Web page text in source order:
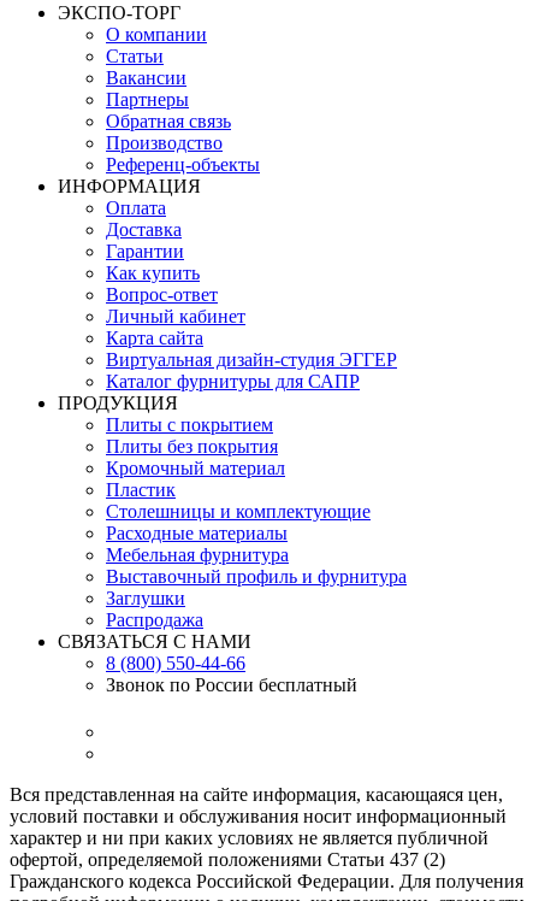
ЭКСПО-ТОРГ
О компании
Статьи
Вакансии
Партнеры
Обратная связь
Производство
Референц-объекты
ИНФОРМАЦИЯ
Оплата
Доставка
Гарантии
Как купить
Вопрос-ответ
Личный кабинет
Карта сайта
Виртуальная дизайн-студия ЭГГЕР
Каталог фурнитуры для САПР
ПРОДУКЦИЯ
Плиты с покрытием
Плиты без покрытия
Кромочный материал
Пластик
Столешницы и комплектующие
Расходные материалы
Мебельная фурнитура
Выставочный профиль и фурнитура
Заглушки
Распродажа
СВЯЗАТЬСЯ С НАМИ
8 (800) 550-44-66
Звонок по России бесплатный
Вся представленная на сайте информация, касающаяся цен,
условий поставки и обслуживания носит информационный
характер и ни при каких условиях не является публичной
офертой, определяемой положениями Статьи 437 (2)
Гражданского кодекса Российской Федерации. Для получения